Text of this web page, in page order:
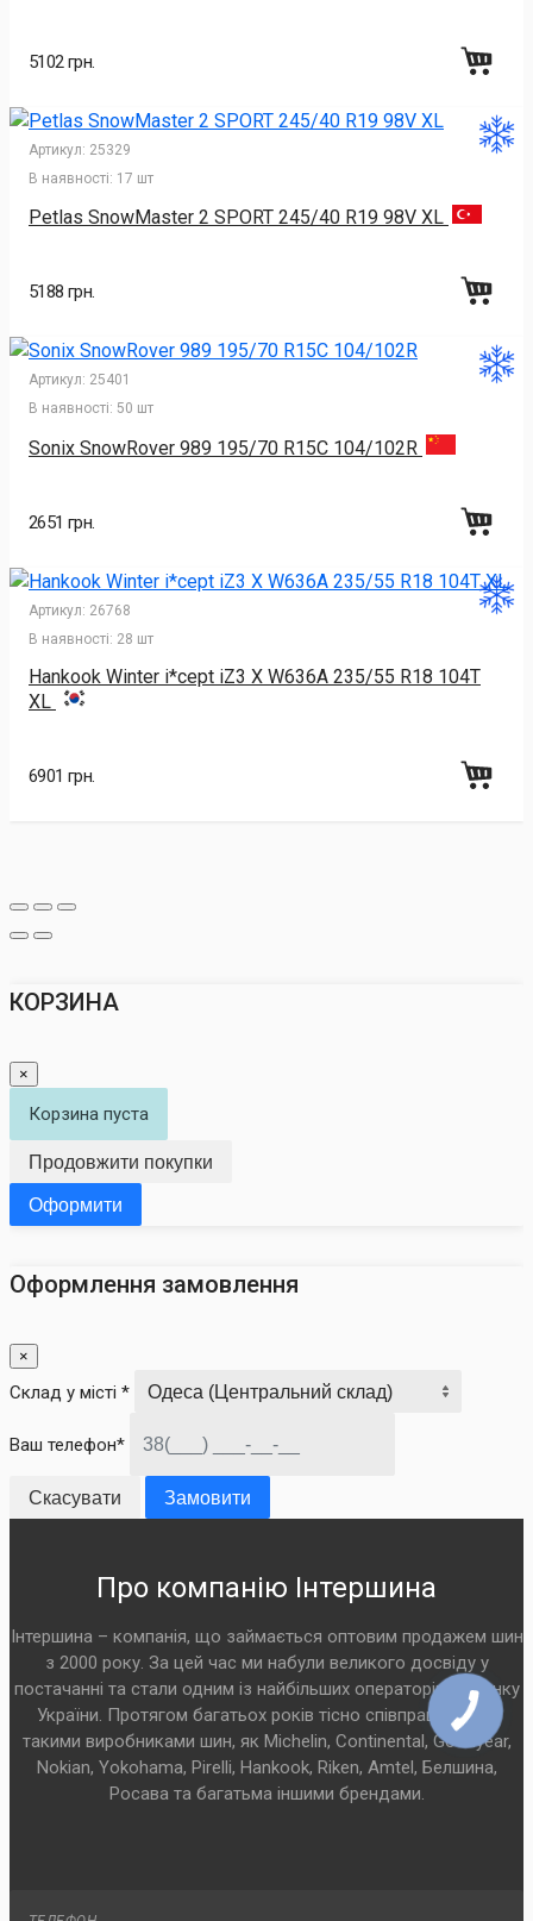
5102 грн.
Артикул: 25329
В наявності: 17 шт
Petlas SnowMaster 2 SPORT 245/40 R19 98V XL
5188 грн.
Артикул: 25401
В наявності: 50 шт
Sonix SnowRover 989 195/70 R15C 104/102R
2651 грн.
Артикул: 26768
В наявності: 28 шт
Hankook Winter i*cept iZ3 X W636A 235/55 R18 104T
XL
6901 грн.
КОРЗИНА
×
Корзина пуста
Продовжити покупки
Оформити
Оформлення замовлення
×
Склад у місті *
Ваш телефон*
Скасувати Замовити
Про компанію Інтершина
Інтершина – компанія, що займається оптовим продажем шин
з 2000 року. За цей час ми набули великого досвіду у
постачанні та стали одним із найбільших операторів на ринку
України. Протягом багатьох років тісно співпрацюємо з
такими виробниками шин, як Michelin, Continental, Goodyear,
Nokian, Yokohama, Pirelli, Hankook, Riken, Amtel, Белшина,
Росава та багатьма іншими брендами.